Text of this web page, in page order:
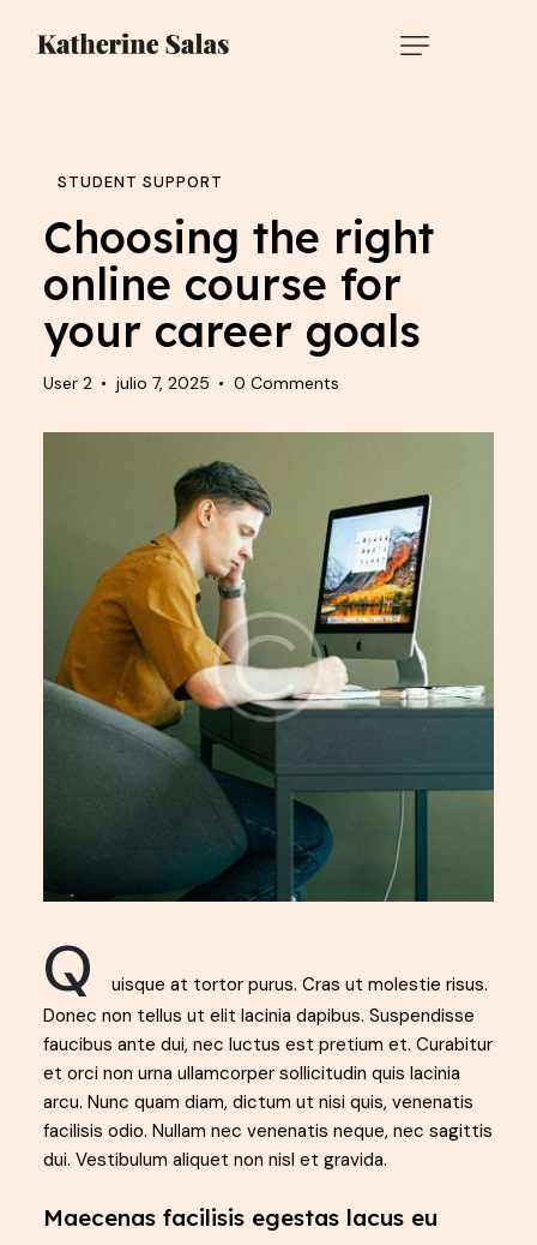
STUDENT SUPPORT
Choosing the right
online course for
your career goals
User 2 julio 7, 2025 0 Comments
Q
uisque at tortor purus. Cras ut molestie risus.
Donec non tellus ut elit lacinia dapibus. Suspendisse
faucibus ante dui, nec luctus est pretium et. Curabitur
et orci non urna ullamcorper sollicitudin quis lacinia
arcu. Nunc quam diam, dictum ut nisi quis, venenatis
facilisis odio. Nullam nec venenatis neque, nec sagittis
dui. Vestibulum aliquet non nisl et gravida.
Maecenas facilisis egestas lacus eu